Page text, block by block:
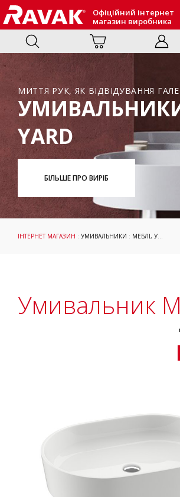
Офіційний інтернет
магазин виробника
МИТТЯ РУК, ЯК ВІДВІДУВАННЯ
YARD
БІЛЬШЕ ПРО ВИРІБ
ІНТЕРНЕТ МАГАЗИН : УМИВАЛЬНИКИ : МЕБЛІ, УМИВАЛЬНИКИ ТА WC
Умивальник